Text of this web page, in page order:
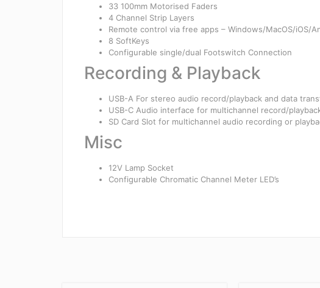
33 100mm Motorised Faders
4 Channel Strip Layers
Remote control via free apps – Windows/MacOS/iOS/
8 SoftKeys
Configurable single/dual Footswitch Connection
Recording & Playback
USB-A For stereo audio record/playback and data
USB-C Audio interface for multichannel record/
SD Card Slot for multichannel audio recording or
Misc
12V Lamp Socket
Configurable Chromatic Channel Meter LED’s